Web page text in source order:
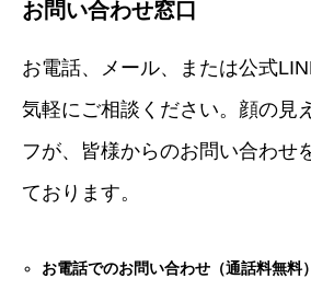
お問い合わせ窓口
お電話、メール、または公式
気軽にご相談ください。顔の見
フが、皆様からのお問い合わせ
ております。
お電話でのお問い合わせ（通話料無料